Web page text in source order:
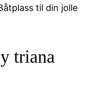
til din jolle
triana